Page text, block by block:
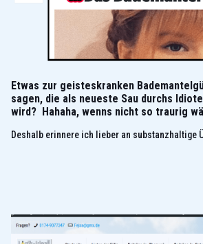
Etwas zur geisteskranken
sagen, die als neueste Sau durchs
wird? Hahaha, wenns nicht so traurig
Deshalb erinnere ich lieber an substanzhaltige